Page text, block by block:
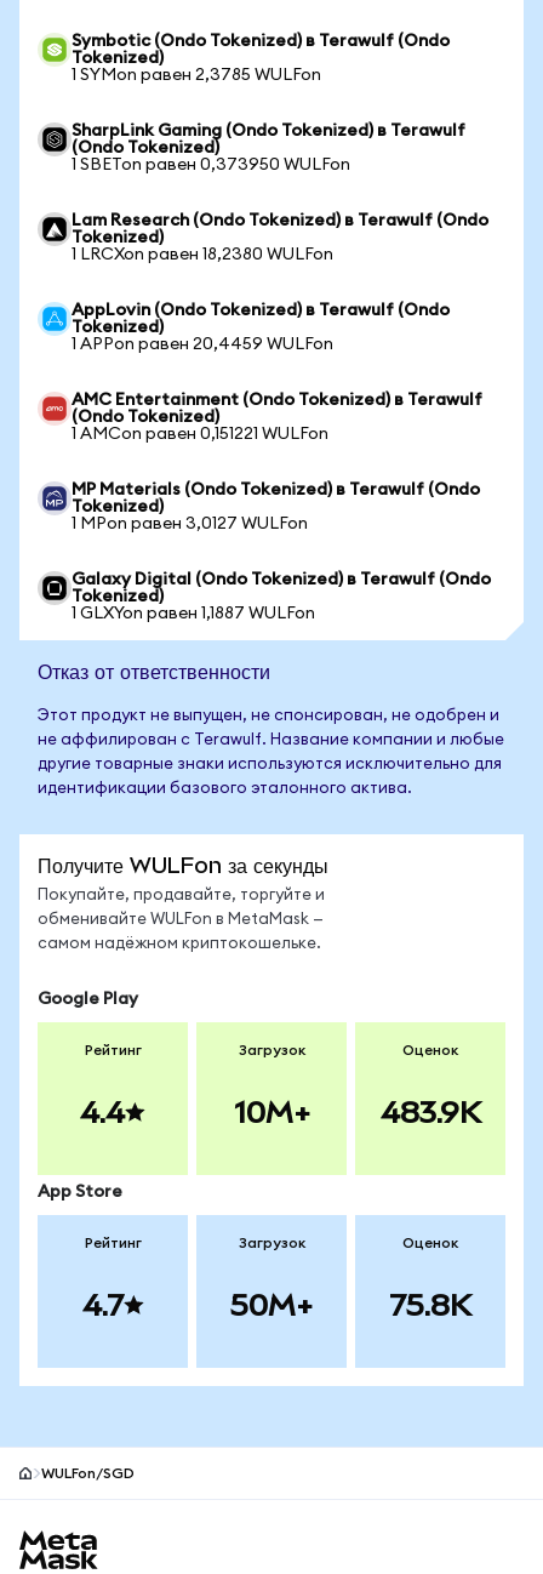
Symbotic (Ondo Tokenized) в Terawulf (Ondo
Tokenized)
1 SYMon равен 2,3785 WULFon
SharpLink Gaming (Ondo Tokenized) в Terawulf
(Ondo Tokenized)
1 SBETon равен 0,373950 WULFon
Lam Research (Ondo Tokenized) в Terawulf (Ondo
Tokenized)
1 LRCXon равен 18,2380 WULFon
AppLovin (Ondo Tokenized) в Terawulf (Ondo
Tokenized)
1 APPon равен 20,4459 WULFon
AMC Entertainment (Ondo Tokenized) в Terawulf
(Ondo Tokenized)
1 AMCon равен 0,151221 WULFon
MP Materials (Ondo Tokenized) в Terawulf (Ondo
Tokenized)
1 MPon равен 3,0127 WULFon
Galaxy Digital (Ondo Tokenized) в Terawulf (Ondo
Tokenized)
1 GLXYon равен 1,1887 WULFon
Отказ от ответственности
Этот продукт не выпущен, не спонсирован, не одобрен и
не аффилирован с Terawulf. Название компании и любые
другие товарные знаки используются исключительно для
идентификации базового эталонного актива.
Получите WULFon за секунды
Покупайте, продавайте, торгуйте и
обменивайте WULFon в MetaMask —
самом надёжном криптокошельке.
Google Play
Рейтинг
4.4
Загрузок
10M+
Оценок
483.9K
App Store
Рейтинг
4.7
Загрузок
50M+
Оценок
75.8K
WULFon/SGD